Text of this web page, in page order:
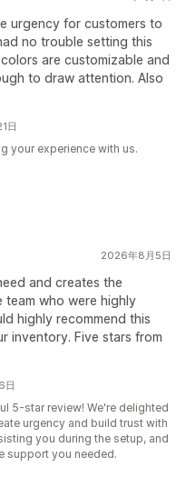
urgency for customers to
no trouble setting this
are customizable and
to draw attention. Also
日
your experience with us.
2026年8月5日
and creates the
who were highly
highly recommend this
inventory. Five stars from
日
5-star review! We're delighted
urgency and build trust with
you during the setup, and
support you needed.